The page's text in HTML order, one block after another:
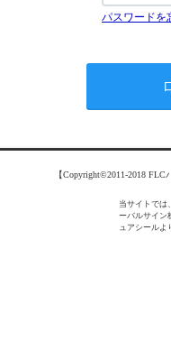
パスワードを
【Copyright©2011-2018 FLC
当サイトでは
ーバルサイン
ュアシールよ